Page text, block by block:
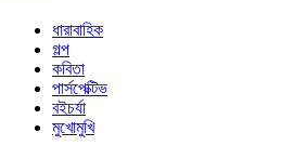
ধারাবাহিক
গল্প
কবিতা
পার্সপেক্টিভ
বইচর্যা
মুখোমুখি